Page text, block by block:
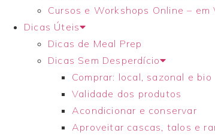
Cursos e Workshops Online – em
Dicas Úteis
Dicas de Meal Prep
Dicas Sem Desperdício
Comprar: local, sazonal e bio
Validade dos produtos
Acondicionar e conservar
Aproveitar cascas, talos e